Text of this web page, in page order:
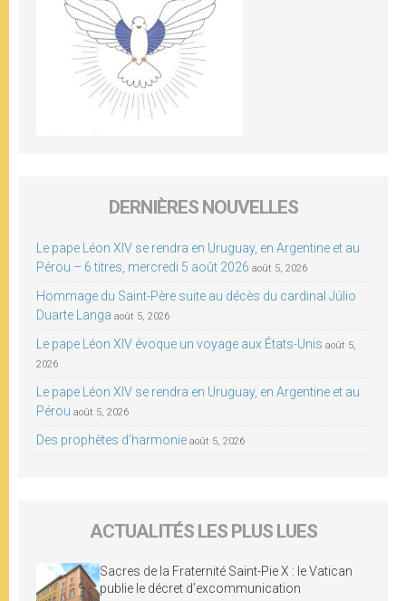
DERNIÈRES NOUVELLES
Le pape Léon XIV se rendra en Uruguay, en Argentine et au
Pérou – 6 titres, mercredi 5 août 2026 août 5, 2026
Hommage du Saint-Père suite au décès du cardinal Júlio
Duarte Langa août 5, 2026
Le pape Léon XIV évoque un voyage aux États-Unis août 5,
2026
Le pape Léon XIV se rendra en Uruguay, en Argentine et au
Pérou août 5, 2026
Des prophètes d’harmonie août 5, 2026
ACTUALITÉS LES PLUS LUES
Sacres de la Fraternité Saint-Pie X : le Vatican
publie le décret d’excommunication